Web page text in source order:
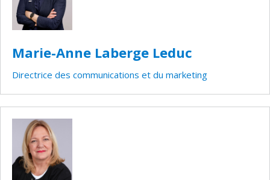
Marie-Anne Laberge Leduc
Directrice des communications et du marketing